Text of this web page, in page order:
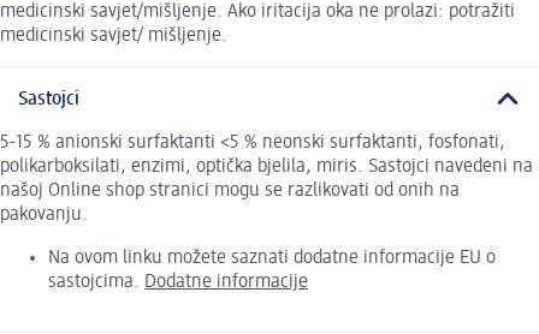
medicinski savjet/mišljenje. Ako iritacija oka ne prolazi: potražiti
medicinski savjet/ mišljenje.
Sastojci
5-15 % anionski surfaktanti <5 % neonski surfaktanti, fosfonati,
polikarboksilati, enzimi, optička bjelila, miris. Sastojci navedeni na
našoj Online shop stranici mogu se razlikovati od onih na
pakovanju.
Na ovom linku možete saznati dodatne informacije EU o
sastojcima. Dodatne informacije